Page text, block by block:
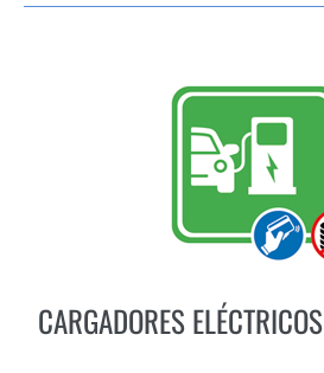
CARGADORES ELÉCTRICOS